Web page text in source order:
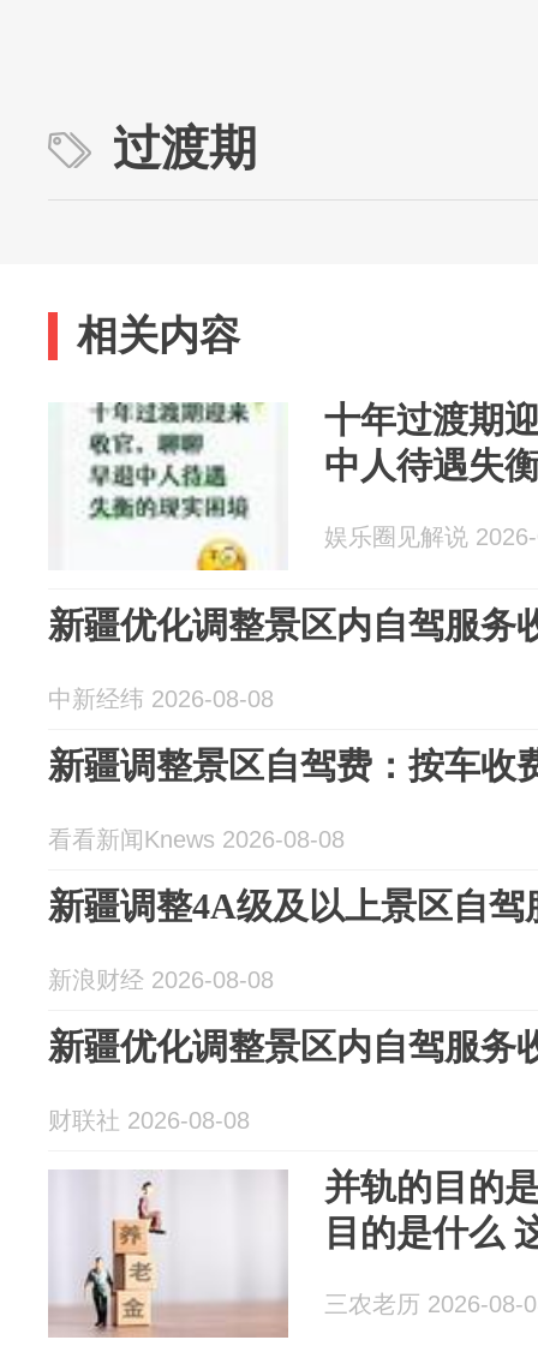
过渡期
相关内容
十年过渡期
中人待遇失
娱乐圈见解说
新疆优化调整景区内自驾服务
中新经纬 2026-08-08
新疆调整景区自驾费：按车收
看看新闻Knews 2026-08-08
新疆调整4A级及以上景区自驾
新浪财经 2026-08-08
新疆优化调整景区内自驾服务
财联社 2026-08-08
并轨的目的
目的是什么
三农老历 2026-08-